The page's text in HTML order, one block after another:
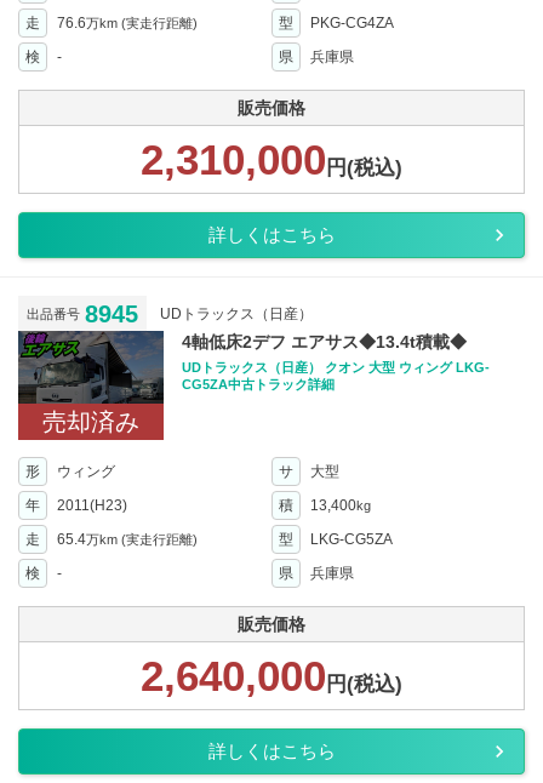
走 76.6万km (実走行距離) 型
PKG-CG4ZA
検
- 県 兵庫県
販売価格
2,310,000 円(税込)
詳しくはこちら
出品番号 8945 UDトラックス（日産）
売却済み
4軸低床2デフ エアサス◆13.4t積載◆
UDトラックス（日産） クオン 大型 ウィング LKG-
CG5ZA中古トラック詳細
形 ウィング サ
大型
年
2011(H23) 積 13,400kg
走 65.4万km (実走行距離) 型
LKG-CG5ZA
検
- 県 兵庫県
販売価格
2,640,000 円(税込)
詳しくはこちら